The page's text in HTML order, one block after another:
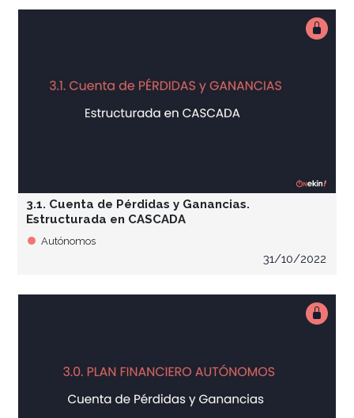
3.1. Cuenta de Pérdidas y Ganancias.
Estructurada en CASCADA
Autónomos
31/10/2022